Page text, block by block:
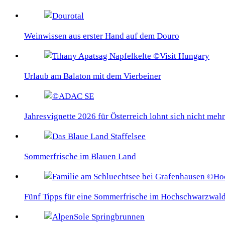
Weinwissen aus erster Hand auf dem Douro
Urlaub am Balaton mit dem Vierbeiner
Jahresvignette 2026 für Österreich lohnt sich nicht mehr
Sommerfrische im Blauen Land
Fünf Tipps für eine Sommerfrische im